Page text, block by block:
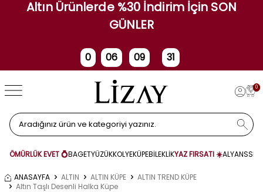
Altın Ürünlerde %30 İndirim İçin SON
GÜNLER
0
Gün
06
Saat
09 30
0
ÖMÜRLÜK EVET 💍BAGETYÜZÜKKOLYEKÜPEBİLEKLİKYAZ FIRSATI ☀️ALYANS
ANASAYFA ALTIN ALTIN KÜPE
ALTIN TREND KÜPE
Altın Taşlı Desenli Halka Küpe